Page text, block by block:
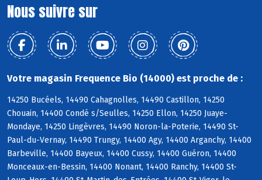
Nous suivre sur
Votre magasin Frequence Bio (14000) est proche de :
14250 Bucéels, 14490 Cahagnolles, 14490 Castillon, 14250
Chouain, 14400 Condé s/Seulles, 14250 Ellon, 14250 Juaye-
Mondaye, 14250 Lingèvres, 14490 Noron-la-Poterie, 14490 St-
Paul-du-Vernay, 14490 Trungy, 14400 Agy, 14400 Arganchy, 14400
Barbeville, 14400 Bayeux, 14400 Cussy, 14400 Guéron, 14400
Monceaux-en-Bessin, 14400 Nonant, 14400 Ranchy, 14400 St-